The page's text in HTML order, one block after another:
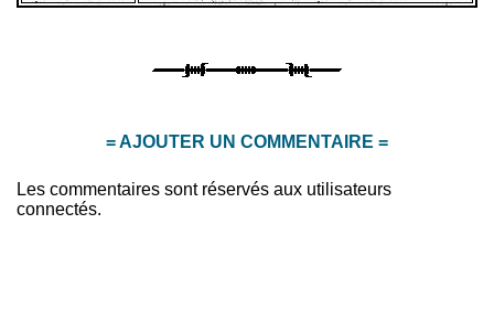
= AJOUTER UN COMMENTAIRE =
Les commentaires sont réservés aux utilisateurs
connectés.